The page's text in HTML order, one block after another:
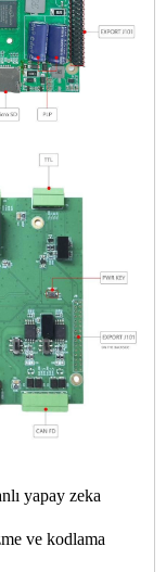
yapay zeka
ve kodlama